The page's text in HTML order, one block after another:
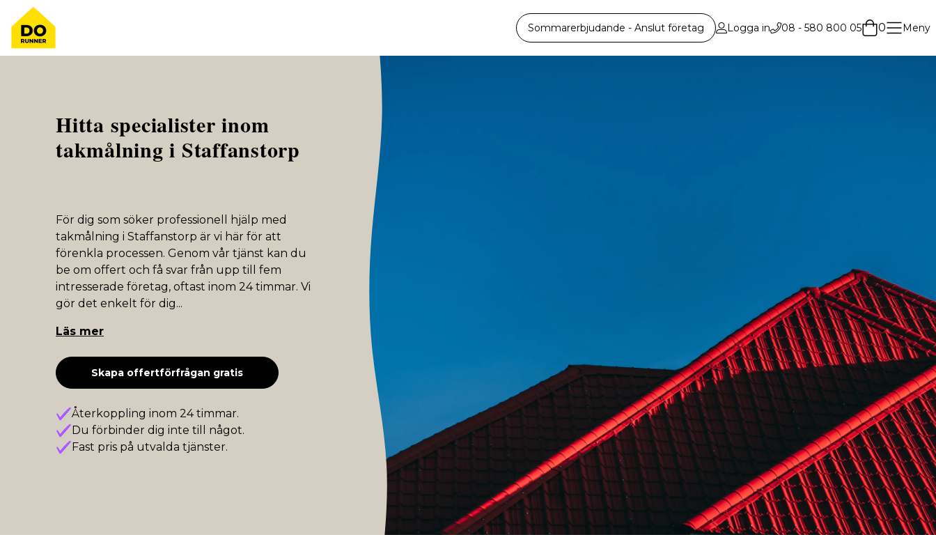
Sommarerbjudande - Anslut företag Logga in 08 - 580 800 05 0 Meny
Hitta specialister inom
takmålning i Staffanstorp
För dig som söker professionell hjälp med
takmålning i Staffanstorp är vi här för att
förenkla processen. Genom vår tjänst kan du
be om offert och få svar från upp till fem
intresserade företag, oftast inom 24 timmar. Vi
gör det enkelt för dig...
Läs mer
Skapa offertförfrågan gratis
Återkoppling inom 24 timmar.
Du förbinder dig inte till något.
Fast pris på utvalda tjänster.